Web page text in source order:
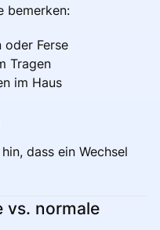
bemerken:
oder Ferse
Tragen
im Haus
dass ein Wechsel
vs. normale